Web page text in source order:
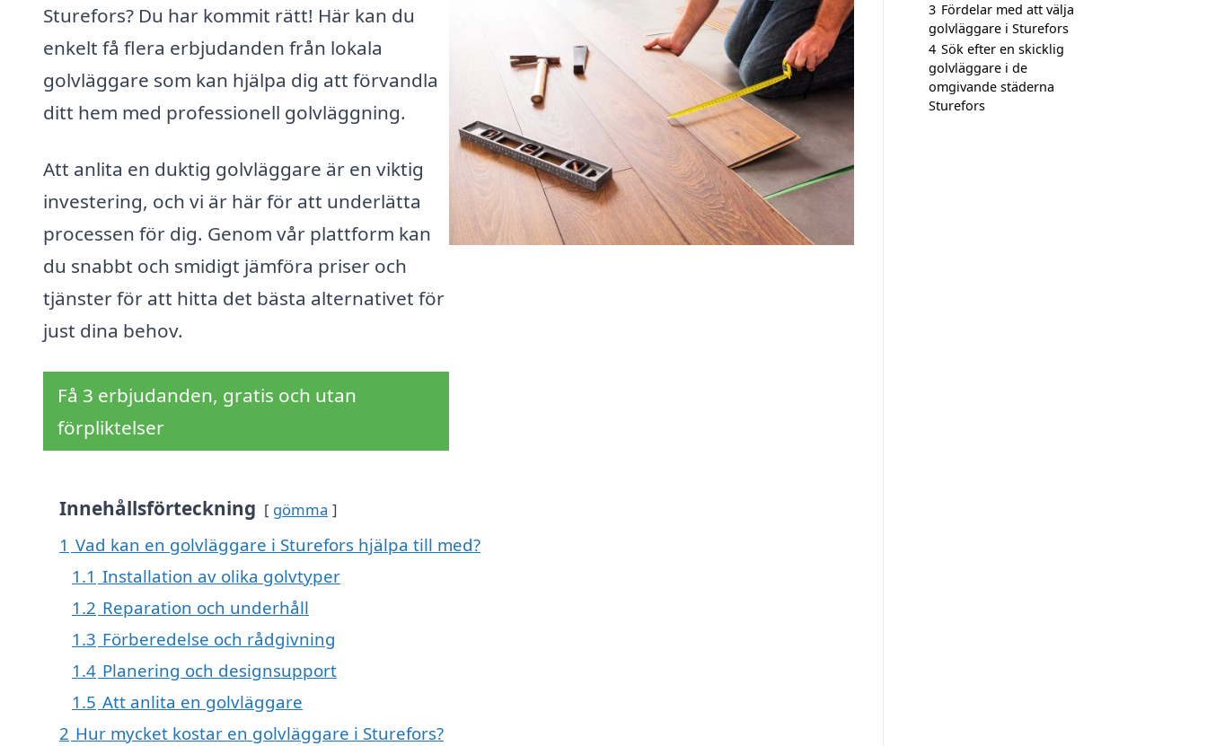
Sturefors? Du har kommit rätt! Här kan du
enkelt få flera erbjudanden från lokala
golvläggare som kan hjälpa dig att förvandla
ditt hem med professionell golvläggning.
Att anlita en duktig golvläggare är en viktig
investering, och vi är här för att underlätta
processen för dig. Genom vår plattform kan
du snabbt och smidigt jämföra priser och
tjänster för att hitta det bästa alternativet för
just dina behov.
Få 3 erbjudanden, gratis och utan
förpliktelser
Innehållsförteckning gömma
1 Vad kan en golvläggare i Sturefors hjälpa till med?
1.1 Installation av olika golvtyper
1.2 Reparation och underhåll
1.3 Förberedelse och rådgivning
1.4 Planering och designsupport
1.5 Att anlita en golvläggare
2 Hur mycket kostar en golvläggare i Sturefors?
3 Fördelar med att välja
golvläggare i Sturefors
4 Sök efter en skicklig
golvläggare i de
omgivande städerna
Sturefors